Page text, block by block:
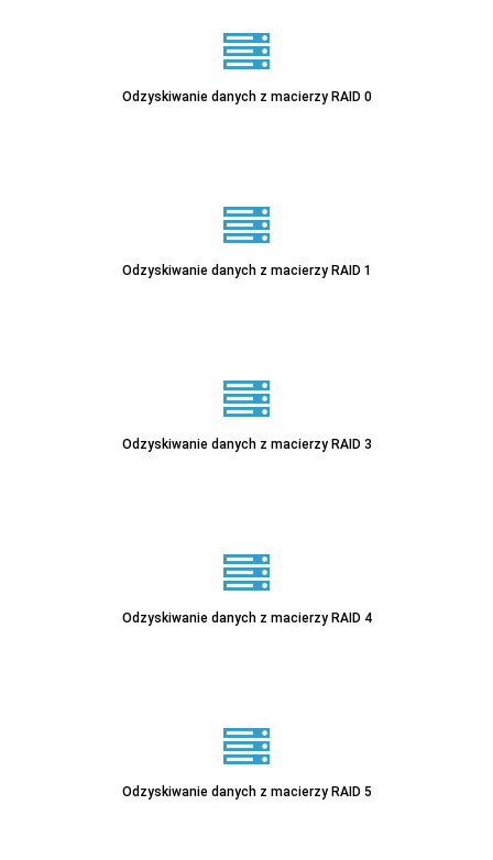
Odzyskiwanie danych z macierzy RAID 0
Odzyskiwanie danych z macierzy RAID 1
Odzyskiwanie danych z macierzy RAID 3
Odzyskiwanie danych z macierzy RAID 4
Odzyskiwanie danych z macierzy RAID 5